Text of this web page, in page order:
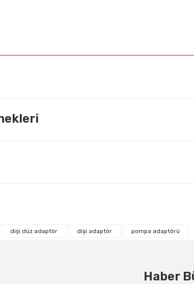
dişi düz adaptör dişi adaptör pompa adaptörü
Haber